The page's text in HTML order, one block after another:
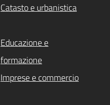
Catasto e urbanistica
Educazione e
formazione
Imprese e commercio